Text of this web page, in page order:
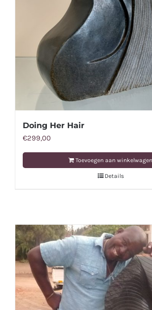
Doing Her Hair
€299,00
Toevoegen aan winkelwagen
Details